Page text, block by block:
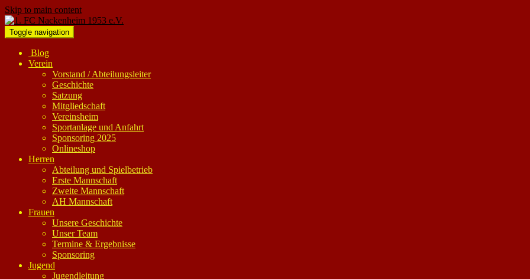
Skip to main content
Toggle navigation
Blog
Verein
Vorstand / Abteilungsleiter
Geschichte
Satzung
Mitgliedschaft
Vereinsheim
Sportanlage und Anfahrt
Sponsoring 2025
Onlineshop
Herren
Abteilung und Spielbetrieb
Erste Mannschaft
Zweite Mannschaft
AH Mannschaft
Frauen
Unsere Geschichte
Unser Team
Termine & Ergebnisse
Sponsoring
Jugend
Jugendleitung